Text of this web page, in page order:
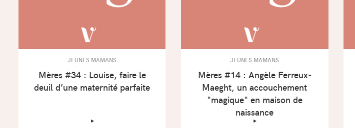
JEUNES MAMANS
Mères #34 : Louise, faire le
deuil d’une maternité parfaite
‣
JEUNES MAMANS
Mères #14 : Angèle Ferreux-
Maeght, un accouchement
"magique" en maison de
naissance
‣